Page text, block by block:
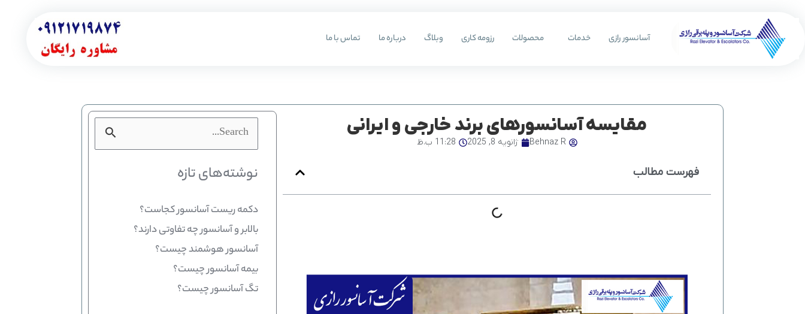
آسانسور رازی خدمات محصولات رزومه کاری وبلاگ درباره ما تماس با ما
مقایسه آسانسورهای برند خارجی و ایرانی
Behnaz R ژانویه 8, 2025 11:28 ب.ظ
فهرست مطالب
جستجو
برای:
نوشته‌های تازه
دکمه ریست آسانسور کجاست؟
بالابر و آسانسور چه تفاوتی دارند؟
آسانسور هوشمند چیست؟
بیمه آسانسور چیست؟
تگ آسانسور چیست؟